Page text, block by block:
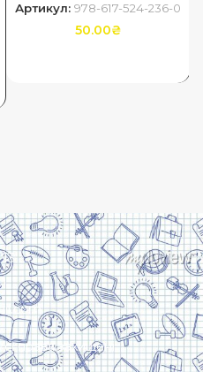
Артикул: 978-617-524-236-0
50.00₴
права захищені